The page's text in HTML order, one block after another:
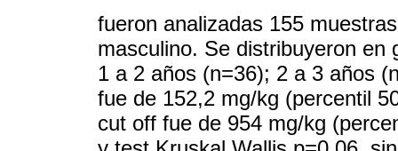
fueron analizadas 155
masculino. Se distribuyeron en
1 a 2 años (n=36); 2 a 3 años
fue de 152,2 mg/kg (percentil
cut off fue de 954 mg/kg